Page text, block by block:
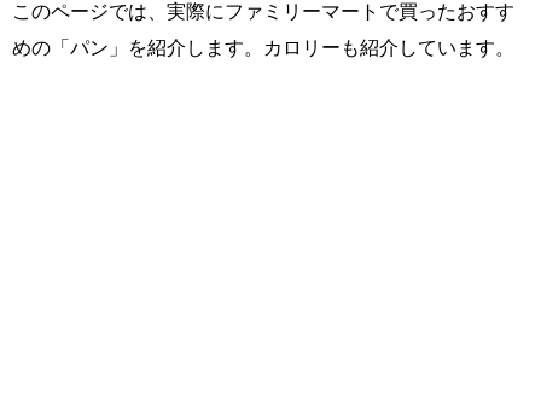
このページでは、実際にファミリーマートで買ったおすす
めの「パン」を紹介します。カロリーも紹介しています。